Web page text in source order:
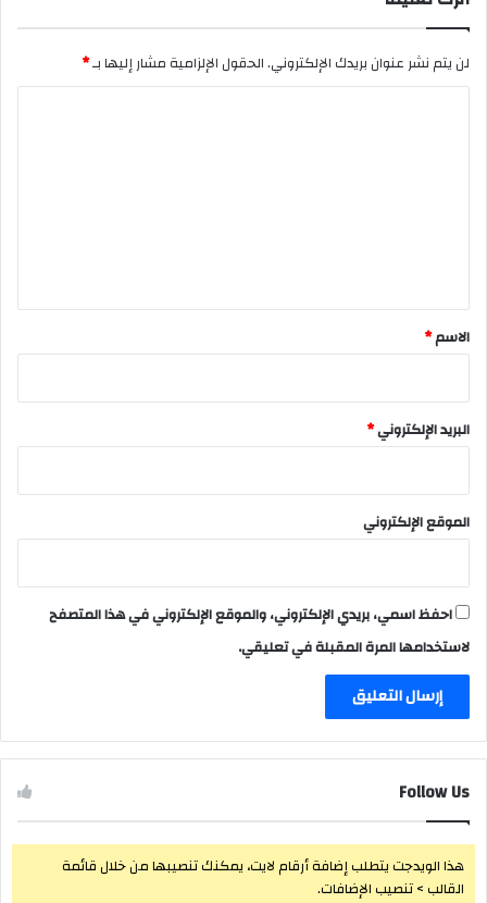
لن يتم نشر عنوان بريدك الإلكتروني.الحقول الإلزامية مشار إليها بـ*
*
الاسم*
البريد الإلكتروني*
الموقع الإلكتروني
احفظ اسمي، بريدي الإلكتروني، والموقع الإلكتروني في هذا المتصفح
لاستخدامها المرة المقبلة في تعليقي.
Follow Us
هذا الويدجت يتطلب إضافة أرقام لايت، يمكنك تنصيبها من خلال قائمة
القالب > تنصيب الإضافات.